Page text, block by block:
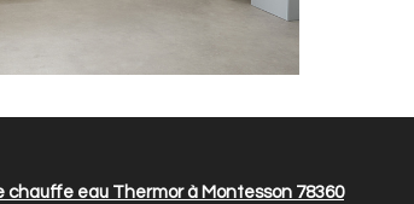
chauffe eau Thermor à Montesson 78360